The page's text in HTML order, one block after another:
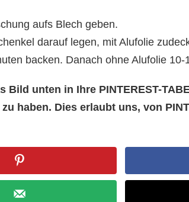
aufs Blech geben.
darauf legen, mit Alufolie
backen. Danach ohne Alufolie
Bild unten in Ihre PINTEREST-
haben. Dies erlaubt uns, von